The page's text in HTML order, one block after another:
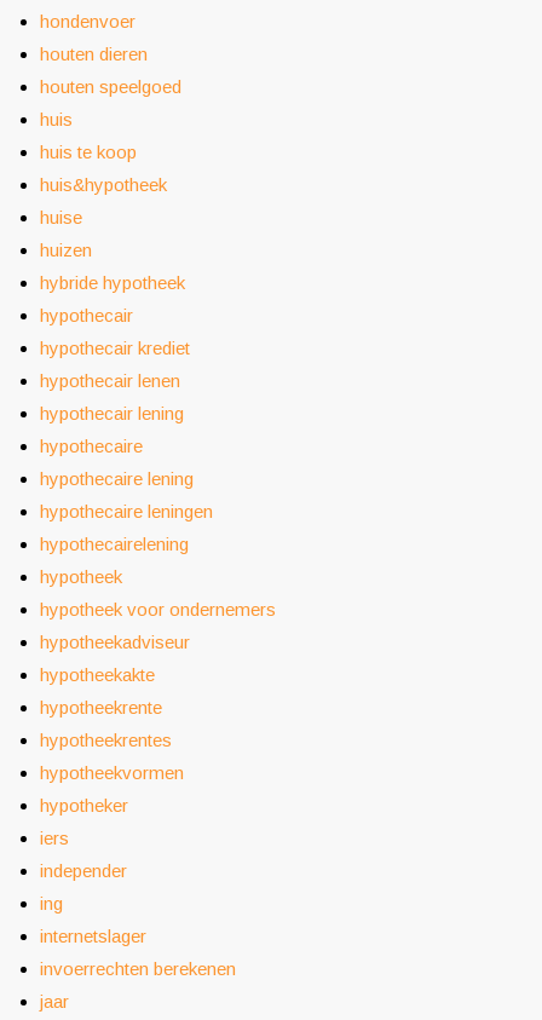
hondenvoer
houten dieren
houten speelgoed
huis
huis te koop
huis&hypotheek
huise
huizen
hybride hypotheek
hypothecair
hypothecair krediet
hypothecair lenen
hypothecair lening
hypothecaire
hypothecaire lening
hypothecaire leningen
hypothecairelening
hypotheek
hypotheek voor ondernemers
hypotheekadviseur
hypotheekakte
hypotheekrente
hypotheekrentes
hypotheekvormen
hypotheker
iers
independer
ing
internetslager
invoerrechten berekenen
jaar